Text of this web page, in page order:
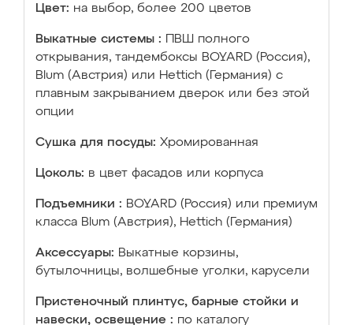
Цвет: на выбор, более 200 цветов
Выкатные системы :
ПВШ полного
открывания, тандембоксы BOYARD (Россия),
Blum (Австрия) или Hettich (Германия) с
плавным закрыванием дверок или без этой
опции
Сушка для посуды: Хромированная
Цоколь: в цвет фасадов или корпуса
Подъемники : BOYARD (Россия) или премиум
класса Blum (Австрия), Hettich (Германия)
Аксессуары: Выкатные корзины,
бутылочницы, волшебные уголки, карусели
Пристеночный плинтус, барные стойки и
навески, освещение : по каталогу